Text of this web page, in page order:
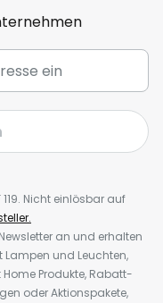
Nicht einlösbar auf
an und erhalten
und Leuchten,
Produkte, Rabatt-
oder Aktionspakete,